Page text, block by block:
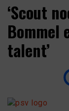
‘Scout
Bommel
talent’